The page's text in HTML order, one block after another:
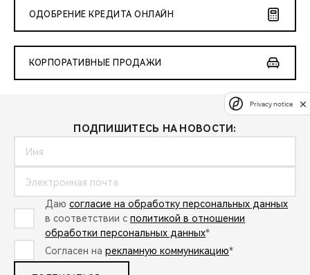
ОДОБРЕНИЕ КРЕДИТА ОНЛАЙН
КОРПОРАТИВНЫЕ ПРОДАЖИ
ПОДПИШИТЕСЬ НА НОВОСТИ:
Даю согласие на обработку персональных данных
в соответствии с политикой в отношении
обработки персональных данных*
Согласен на рекламную коммуникацию*
Privacy notice